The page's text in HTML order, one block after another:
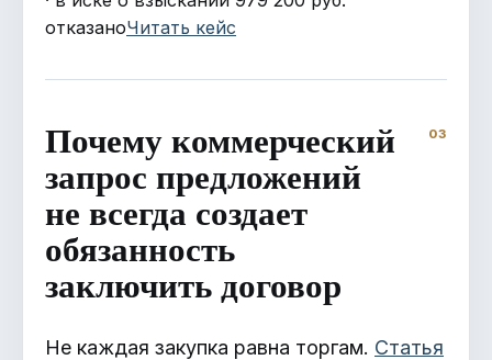
отказаноЧитать кейс
Почему коммерческий
запрос предложений
не всегда создает
обязанность
заключить договор
Не каждая закупка равна торгам. Статья